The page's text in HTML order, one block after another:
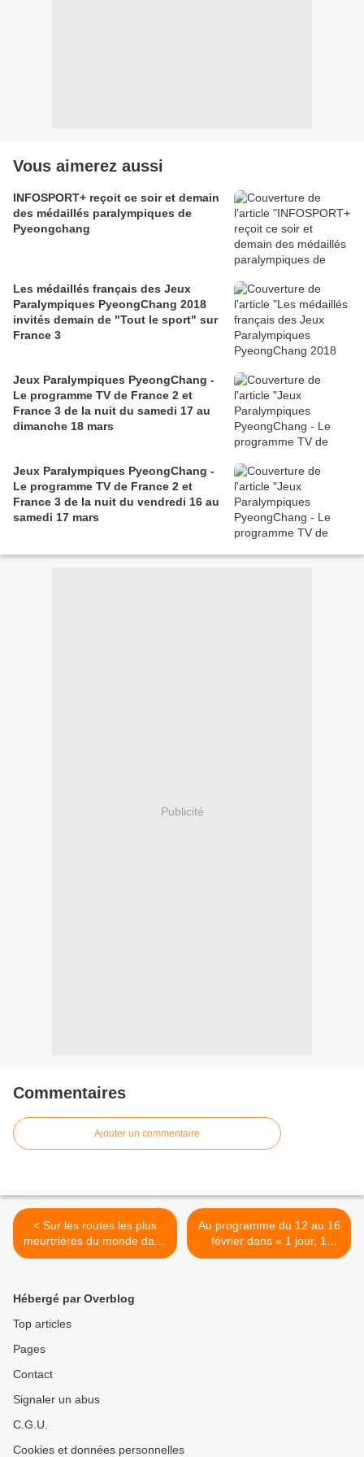
Vous aimerez aussi
INFOSPORT+ reçoit ce soir et demain
des médaillés paralympiques de
Pyeongchang
Les médaillés français des Jeux
Paralympiques PyeongChang 2018
invités demain de "Tout le sport" sur
France 3
Jeux Paralympiques PyeongChang -
Le programme TV de France 2 et
France 3 de la nuit du samedi 17 au
dimanche 18 mars
Jeux Paralympiques PyeongChang -
Le programme TV de France 2 et
France 3 de la nuit du vendredi 16 au
samedi 17 mars
Publicité
Commentaires
Ajouter un commentaire
< Sur les routes les plus
meurtrières du monde dans
Enquête Exclusive sur M6
Au programme du 12 au 16
février dans « 1 jour, 1
question » sur France 4
Hébergé par Overblog
Top articles
Pages
Contact
Signaler un abus
C.G.U.
Cookies et données personnelles